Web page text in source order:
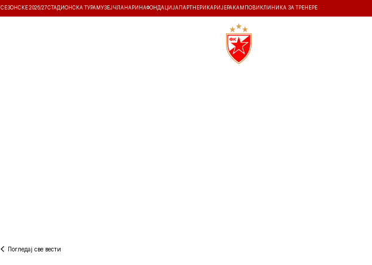
СЕЗОНСКЕ 2026/27СТАДИОНСКА ТУРА МУЗЕЈ ЧЛАНАРИНАФОНДАЦИЈА ПАРТНЕРИ КАРИЈЕРА КАМПОВИ КЛИНИКА ЗА ТРЕНЕРЕ
Погледај све вести